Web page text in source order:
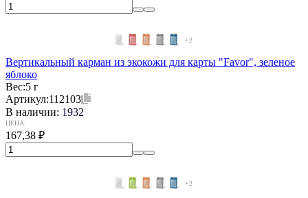
+2
Вертикальный карман из экокожи для карты "Favor", зеленое
яблоко
Вес:5 г
Артикул:112103
В наличии: 1932
ЦЕНА:
167,38 ₽
+2